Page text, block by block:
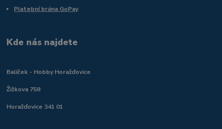
Platební brána GoPay
Kde nás najdete
Balíček - Hobby Horažďovice
Žižkova 758
Horažďovice 341 01